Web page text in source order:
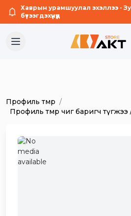
Хаврын урамшуулал эхэллээ -
бүтээгдэхүүнүүд
Профиль төмөр /
Профиль төмөр чиг баригч